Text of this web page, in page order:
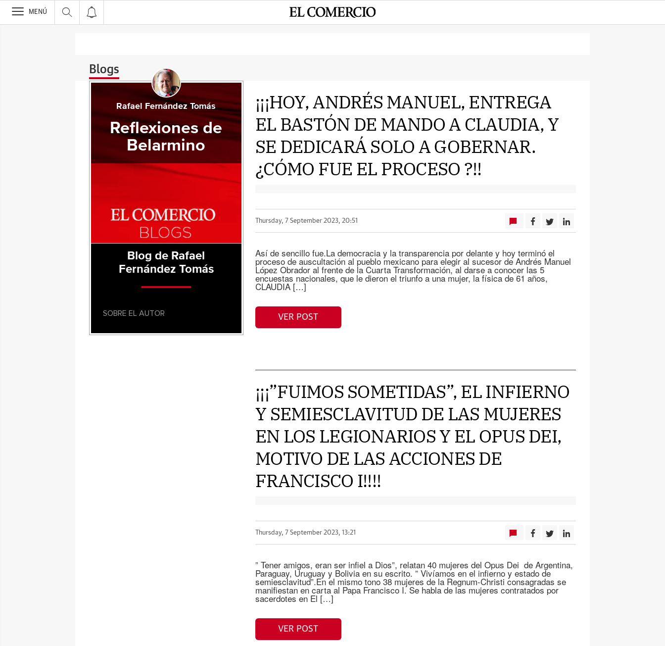
>
MENÚ
Blogs
¡¡¡HOY, ANDRÉS MANUEL, ENTREGA
EL BASTÓN DE MANDO A CLAUDIA, Y
SE DEDICARÁ SOLO A GOBERNAR.
¿CÓMO FUE EL PROCESO ?!!
Thursday, 7 September 2023, 20:51
Así de sencillo fue.La democracia y la transparencia por delante y hoy terminó el
proceso de auscultación al pueblo mexicano para elegir al sucesor de Andrés Manuel
López Obrador al frente de la Cuarta Transformación, al darse a conocer las 5
encuestas nacionales, que le dieron el triunfo a una mujer, la física de 61 años,
CLAUDIA […]
VER POST
¡¡¡”FUIMOS SOMETIDAS”, EL INFIERNO
Y SEMIESCLAVITUD DE LAS MUJERES
EN LOS LEGIONARIOS Y EL OPUS DEI,
MOTIVO DE LAS ACCIONES DE
FRANCISCO I!!!!
Thursday, 7 September 2023, 13:21
” Tener amigos, eran ser infiel a Dios”, relatan 40 mujeres del Opus Dei de Argentina,
Paraguay, Uruguay y Bolivia en su escrito. ” Vivíamos en el infierno y estado de
semiesclavitud”.En el mismo tono 38 mujeres de la Regnum-Christi consagradas se
manifiestan en carta al Papa Francisco I. Se habla de las mujeres contratados por
sacerdotes en El […]
VER POST
Rafael Fernández Tomás
Reflexiones de
Belarmino
Blog de Rafael
Fernández Tomás
SOBRE EL AUTOR